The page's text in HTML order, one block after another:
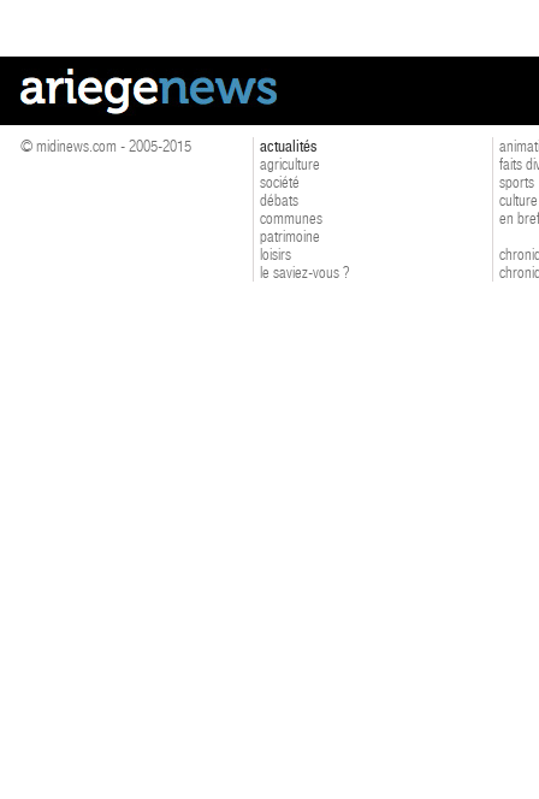
© midinews.com - 2005-2015
actualités
agriculture
société
débats
communes
patrimoine
loisirs
le saviez-vous ?
faits
sports
culture
en bref